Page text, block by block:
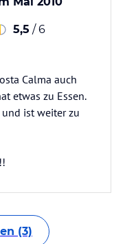
5,5 / 6
Calma auch
etwas zu Essen.
ist weiter zu
(3)